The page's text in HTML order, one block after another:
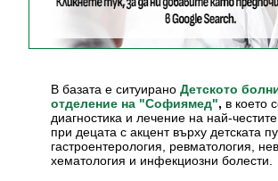
В базата е ситуираноДетското
отделение на "Софиямед", в което
диагностика и лечение на най-
при децата с акцент върху детската
гастроентерология, ревматология,
хематология и инфекциозни болести.